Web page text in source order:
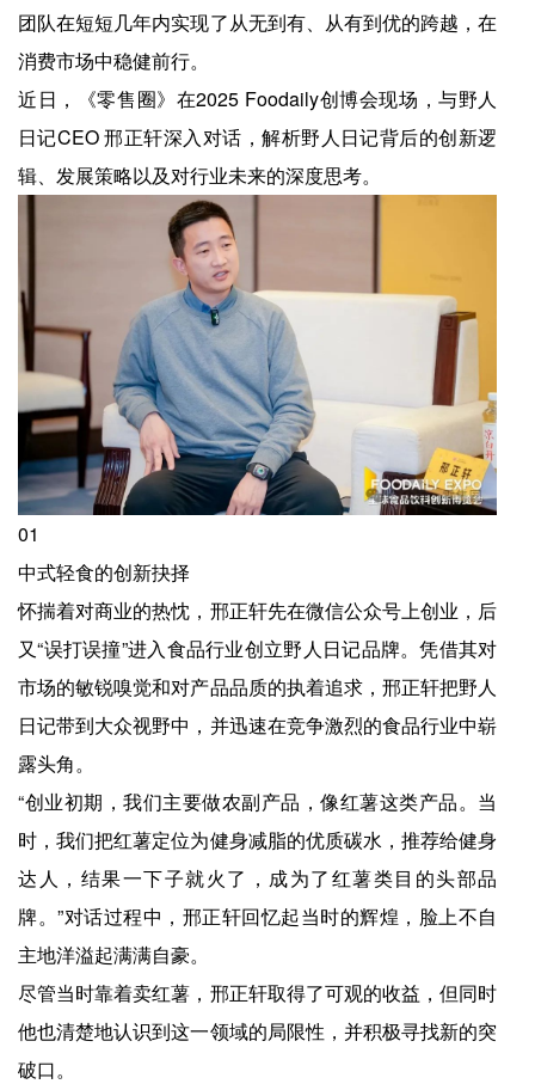
团队在短短几年内实现了从无到有、从有到优的跨越，在
消费市场中稳健前行。
近日，《零售圈》在2025 Foodaily创博会现场，与野人
日记CEO 邢正轩深入对话，解析野人日记背后的创新逻
辑、发展策略以及对行业未来的深度思考。
01
中式轻食的创新抉择
怀揣着对商业的热忱，邢正轩先在微信公众号上创业，后
又“误打误撞”进入食品行业创立野人日记品牌。凭借其对
市场的敏锐嗅觉和对产品品质的执着追求，邢正轩把野人
日记带到大众视野中，并迅速在竞争激烈的食品行业中崭
露头角。
“创业初期，我们主要做农副产品，像红薯这类产品。当
时，我们把红薯定位为健身减脂的优质碳水，推荐给健身
达人，结果一下子就火了，成为了红薯类目的头部品
牌。”对话过程中，邢正轩回忆起当时的辉煌，脸上不自
主地洋溢起满满自豪。
尽管当时靠着卖红薯，邢正轩取得了可观的收益，但同时
他也清楚地认识到这一领域的局限性，并积极寻找新的突
破口。